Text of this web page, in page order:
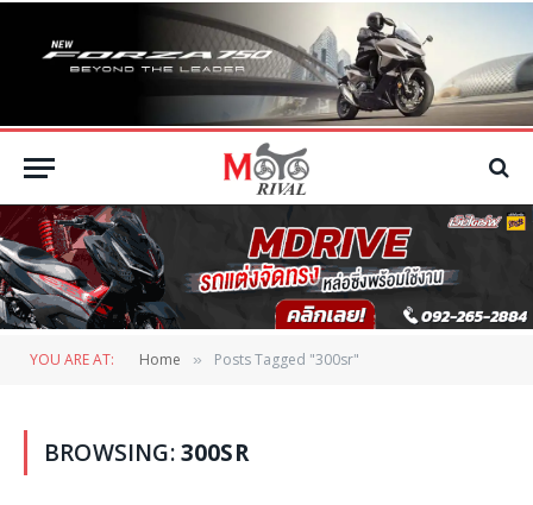
YOU ARE AT: Home » Posts Tagged "300sr"
BROWSING:300SR